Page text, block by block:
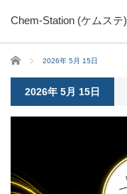
Chem-Station (ケムステ)
ホーム 2026年 5月 15日
2026年 5月 15日